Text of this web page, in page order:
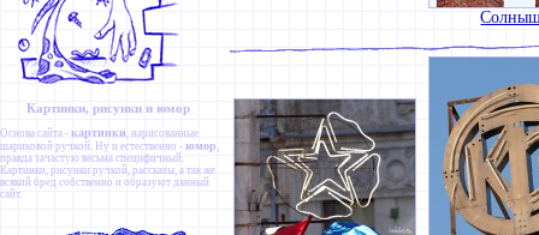
Картинки, рисунки и юмор
Основа сайта - картинки , нарисованные
шариковой ручкой. Ну и естественно - юмор ,
правда зачастую весьма специфичный.
Картинки, рисунки ручкой, рассказы, а так же
всякий бред собственно и образуют данный
сайт.